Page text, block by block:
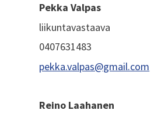
Pekka Valpas
liikuntavastaava
0407631483
pekka.valpas@gmail.com
Reino Laahanen